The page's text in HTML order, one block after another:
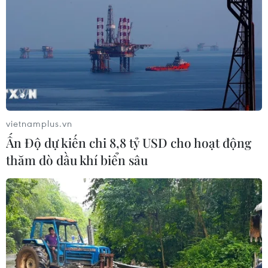
Xem thêm
CƠ QUAN CHỦ QUẢN: THÔNG TẤN XÃ VIỆT NAM
Phó Tổng Biên tập: NGUYỄN THỊ TÁM, KHÚC THANH
THỦY
Sở hữu trí tuệ
Quy định sử dụng
RSS
Hỗ trợ
vietnamplus.vn
Ấn Độ dự kiến chi 8,8 tỷ USD cho hoạt động
thăm dò dầu khí biển sâu